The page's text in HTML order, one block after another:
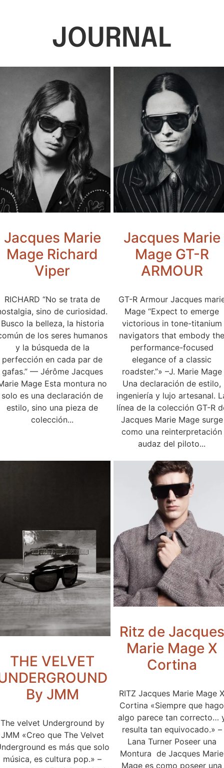
JOURNAL
Jacques Marie
Mage Richard
Viper
RICHARD “No se trata de
sino de curiosidad.
Busco la belleza, la historia
de los seres humanos
y la búsqueda de la
perfección en cada par de
gafas.” — Jérôme Jacques
Mage Esta montura no
solo es una declaración de
estilo, sino una pieza de
colección...
Jacques Marie
Mage GT-R
ARMOUR
GT-R Armour Jacques
Mage “Expect to emerge
victorious in tone-titanium
navigators that embody the
performance-focused
elegance of a classic
roadster.”» –J. Marie Mage
Una declaración de estilo,
ingeniería y lujo artesanal.
línea de la colección GT-R
Jacques Marie Mage surge
como una reinterpretación
audaz del piloto...
THE VELVET
By JMM
The velvet Underground by
JMM «Creo que The Velvet
es más que solo
música, es cultura pop.» –
Ritz de Jacques
Marie Mage X
Cortina
RITZ Jacques Marie Mage X
Cortina «Siempre que hago
algo parece tan correcto…
resulta tan equivocado.» –
Lana Turner Poseer una
Montura de Jacques Marie
Mage es como poseer una